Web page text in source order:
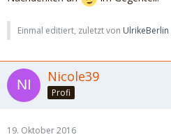
Einmal editiert, zuletzt von UlrikeBerlin
Nicole39
Profi
19. Oktober 2016